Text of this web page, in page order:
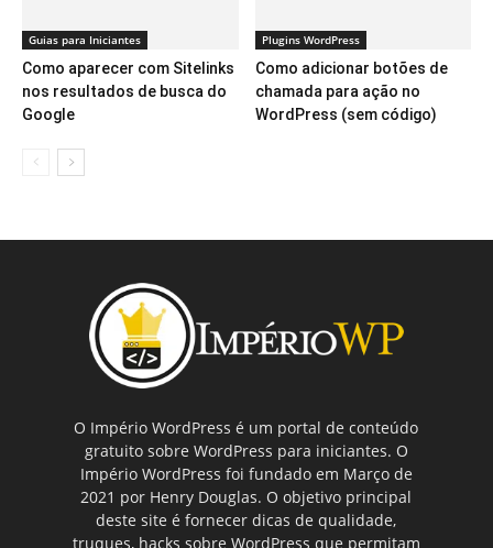
Guias para Iniciantes
Como aparecer com Sitelinks
nos resultados de busca do
Google
Plugins WordPress
Como adicionar botões de
chamada para ação no
WordPress (sem código)
O Império WordPress é um portal de conteúdo
gratuito sobre WordPress para iniciantes. O
Império WordPress foi fundado em Março de
2021 por Henry Douglas. O objetivo principal
deste site é fornecer dicas de qualidade,
truques, hacks sobre WordPress que permitam